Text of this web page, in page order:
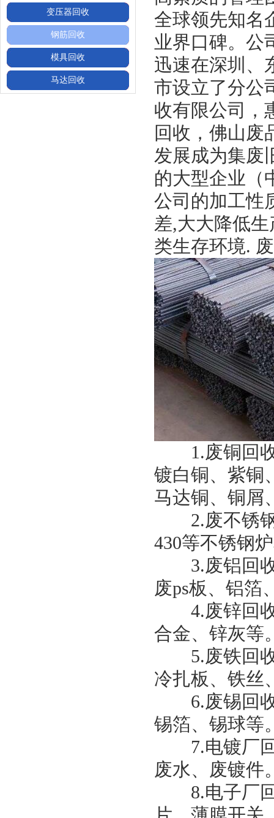
变压器回收
钢筋回收
模具回收
马达回收
全球领先知名
业界口碑。公
迅速在深圳、
市设立了分公
收有限公司
回收，佛山废
发展成为集废
的大型企业（
公司的加工性
差,大大降低
类生存环境.
1.废铜回收:
镀白铜、紫铜
马达铜、铜屑
2.废不锈钢
430等不锈钢
3.废铝回收:
废ps板、铝箔
4.废锌回收:
合金、锌灰等
5.废铁回收:
冷扎板、铁丝
6.废锡回收:
锡箔、锡球等
7.电镀厂回
废水、废镀件
8.电子厂回